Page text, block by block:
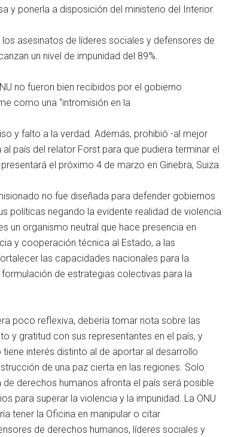
y ponerla a disposición del ministerio del Interior.
asesinatos de líderes sociales y defensores de
un nivel de impunidad del 89%.
no fueron bien recibidos por el gobierno
como una “intromisión en la
y falto a la verdad. Además, prohibió -al mejor
país del relator Forst para que pudiera terminar el
el próximo 4 de marzo en Ginebra, Suiza.
no fue diseñada para defender gobiernos
políticas negando la evidente realidad de violencia
un organismo neutral que hace presencia en
y cooperación técnica al Estado, a las
las capacidades nacionales para la
de estrategias colectivas para la
poco reflexiva, debería tomar nota sobre las
y gratitud con sus representantes en el país, y
interés distinto al de aportar al desarrollo
de una paz cierta en las regiones. Solo
derechos humanos afronta el país será posible
para superar la violencia y la impunidad. La ONU
tener la Oficina en manipular o citar
de derechos humanos, líderes sociales y